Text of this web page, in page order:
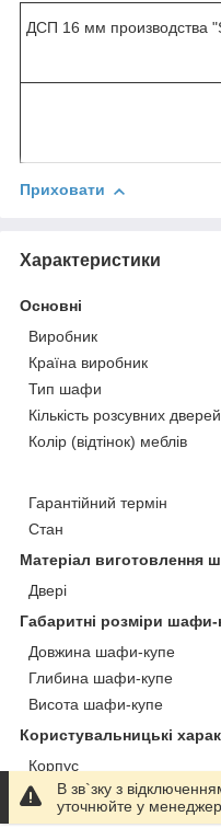
ДСП 16 мм производства
Приховати
Характеристики
Основні
Виробник
Країна виробник
Тип шафи
Кількість розсувних дверей
Колір (відтінок) меблів
Гарантійний термін
Стан
Матеріал виготовлення
Двері
Габаритні розміри шафи-
Довжина шафи-купе
Глибина шафи-купе
Висота шафи-купе
Користувальницькі
Корпус
Приховати
В зв`зку з
уточнюйте у